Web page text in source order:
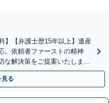
】【弁護士歴15年以上】遺産
。依頼者ファーストの精神
な解決策をご提案いたしま
ください。
る